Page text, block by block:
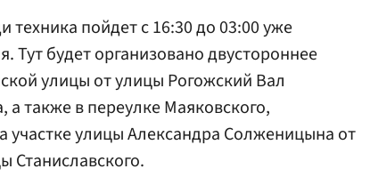
техника пойдет с 16:30 до 03:00 уже
Тут будет организовано двустороннее
улицы от улицы Рогожский Вал
а также в переулке Маяковского,
участке улицы Александра Солженицына от
Станиславского.